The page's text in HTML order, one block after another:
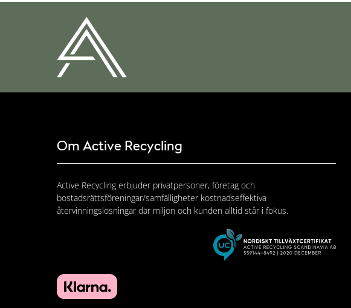
Om Active Recycling
Active Recycling erbjuder privatpersoner, företag och
bostadsrättsföreningar/samfälligheter kostnadseffektiva
återvinningslösningar där miljön och kunden alltid står i fokus.